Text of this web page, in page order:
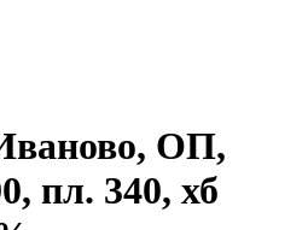
ОП,
пл. 340, хб